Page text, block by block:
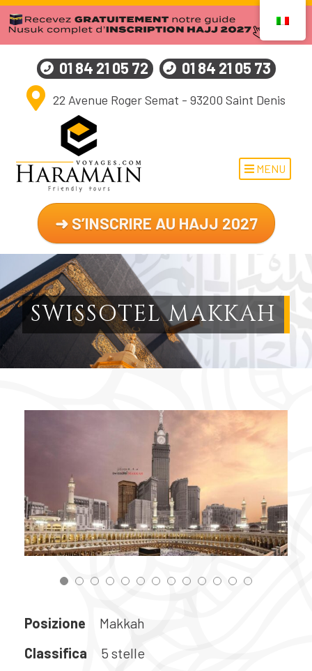
01 84 21 05 72 01 84 21 05 73
22 Avenue Roger Semat - 93200 Saint Denis
MENU
➜ S’INSCRIRE AU HAJJ 2027
SWISSOTEL MAKKAH
Posizione
Makkah
Classifica
5 stelle